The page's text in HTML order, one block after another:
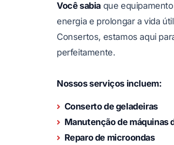
Você sabia que
energia e prolongar a vida
Consertos, estamos aqui
perfeitamente.
Nossos serviços incluem:
Conserto de geladeiras
Manutenção de máquinas
Reparo de microondas